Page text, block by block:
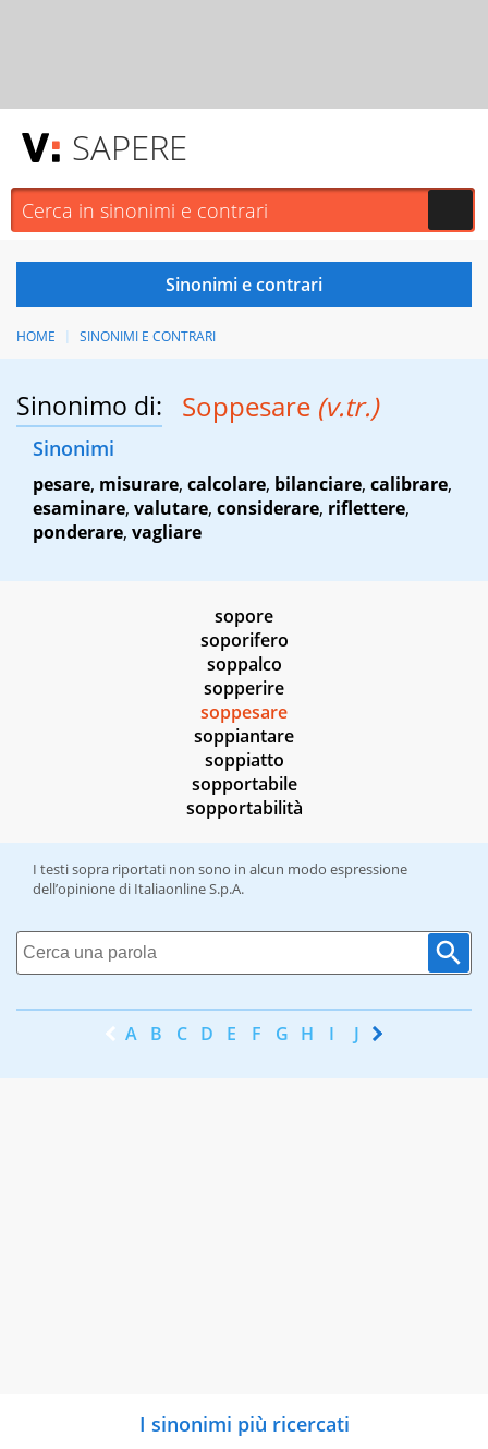
SAPERE
HOME SINONIMI E CONTRARI
Sinonimo di: Soppesare (v.tr.)
Sinonimi
pesare, misurare, calcolare, bilanciare, calibrare,
esaminare, valutare, considerare, riflettere,
ponderare, vagliare
sopore
soporifero
soppalco
sopperire
soppesare
soppiantare
soppiatto
sopportabile
sopportabilità
I testi sopra riportati non sono in alcun modo espressione
dell’opinione di Italiaonline S.p.A.
A B C D E F G H I J K
I sinonimi più ricercati